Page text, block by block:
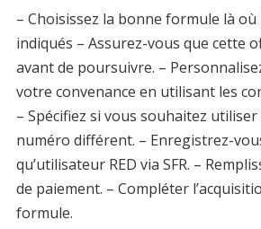
– Choisissez la bonne formule là
indiqués – Assurez-vous que cette
avant de poursuivre. –
votre convenance en utilisant les
– Spécifiez si vous souhaitez
numéro différent. – Enregistrez-
qu’utilisateur RED via SFR. –
de paiement. – Compléter
formule.